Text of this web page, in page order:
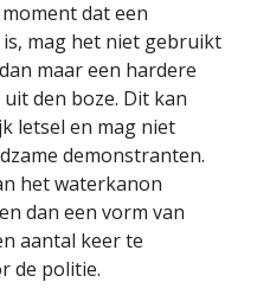
dat een
mag het niet gebruikt
maar een hardere
den boze. Dit kan
letsel en mag niet
demonstranten.
het waterkanon
dan een vorm van
aantal keer te
de politie.